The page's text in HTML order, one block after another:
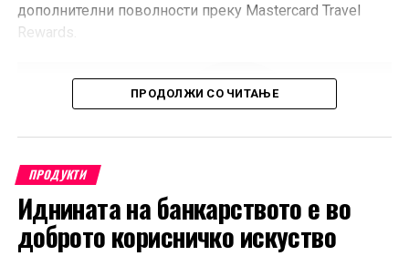
дополнителни поволности преку Mastercard Travel
Rewards.
ПРОДОЛЖИ СО ЧИТАЊЕ
ПРОДУКТИ
Иднината на банкарството е во
доброто корисничко искуство